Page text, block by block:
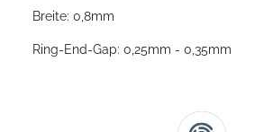
Breite: 0,8mm
Ring-End-Gap: 0,25mm - 0,35mm